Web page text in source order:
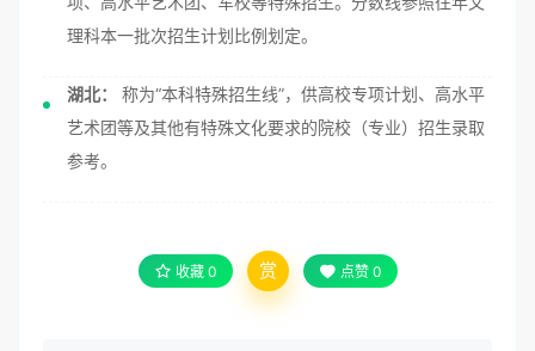
理科本一批次招生计划比例划定。
湖北：
称为“本科特殊招生线”，供高校专项计划、高水平
艺术团等及其他有特殊文化要求的院校（专业）招生录取
参考。
收藏 0 赏 点赞 0